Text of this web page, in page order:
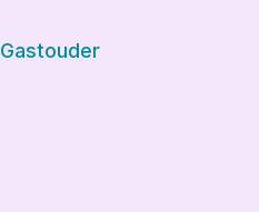
Gastouder